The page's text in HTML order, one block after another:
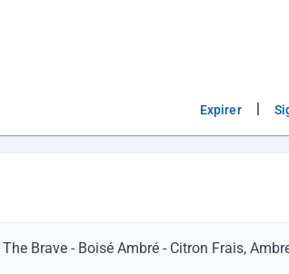
Expirer
Brave - Boisé Ambré - Citron Frais,